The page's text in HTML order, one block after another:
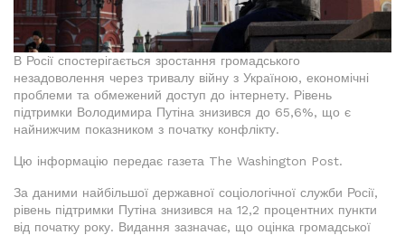
В Росії спостерігається зростання громадського
незадоволення через тривалу війну з Україною, економічні
проблеми та обмежений доступ до інтернету. Рівень
підтримки Володимира Путіна знизився до 65,6%, що є
найнижчим показником з початку конфлікту.
Цю інформацію передає газета The Washington Post.
За даними найбільшої державної соціологічної служби Росії,
рівень підтримки Путіна знизився на 12,2 процентних пункти
від початку року. Видання зазначає, що оцінка громадської